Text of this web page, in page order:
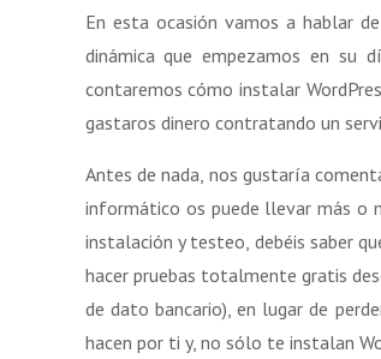
En esta ocasión vamos a hablar
dinámica que empezamos en su
contaremos cómo instalar
gastaros dinero contratando un
Antes de nada, nos gustaría
informático os puede llevar más o
instalación y testeo, debéis saber
hacer pruebas totalmente gratis
de dato bancario), en lugar de
hacen por ti y, no sólo te instalan